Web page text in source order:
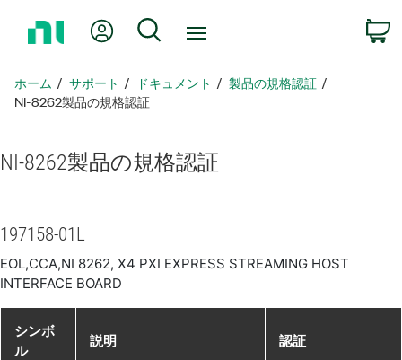
ペ
ー
戻
Myアカウント
検索
ホーム サポート ドキュメント
製品​の​規格​認証
NI-8262製品​の​規格​認証
NI-8262製品​の​規格​認証
197158-01L
EOL,CCA,NI 8262, X4 PXI EXPRESS STREAMING HOST
INTERFACE BOARD
シンボ
ル
説明 認証